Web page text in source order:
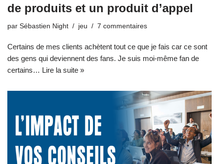
de produits et un produit d’appel
par Sébastien Night jeu 7 commentaires
Certains de mes clients achètent tout ce que je fais car ce sont
des gens qui deviennent des fans. Je suis moi-même fan de
certains… Lire la suite »